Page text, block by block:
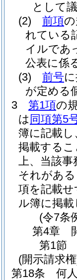
として
(2)
前項
れている
イルであ
公表に係
(3)
前号
が定める
3
第1項の
は 同項第5
簿に記載
掲載する
上、当該
それがあ
項を記載
ル簿に掲
(令7条
第4章
第1節
(開示請求
第18条
何